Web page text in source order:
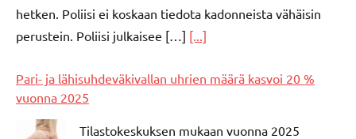
hetken. Poliisi ei koskaan tiedota kadonneista vähäisin
perustein. Poliisi julkaisee […] [...]
Pari- ja lähisuhdeväkivallan uhrien määrä kasvoi 20 %
vuonna 2025
Tilastokeskuksen mukaan vuonna 2025